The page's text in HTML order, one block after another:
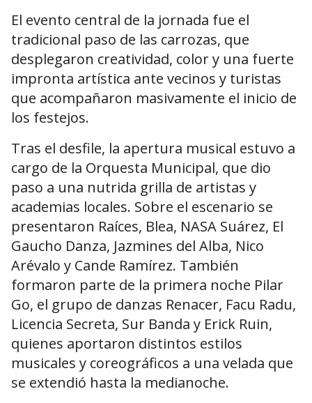
El evento central de la jornada fue el
tradicional paso de las carrozas, que
desplegaron creatividad, color y una fuerte
impronta artística ante vecinos y turistas
que acompañaron masivamente el inicio de
los festejos.
Tras el desfile, la apertura musical estuvo a
cargo de la Orquesta Municipal, que dio
paso a una nutrida grilla de artistas y
academias locales. Sobre el escenario se
presentaron Raíces, Blea, NASA Suárez, El
Gaucho Danza, Jazmines del Alba, Nico
Arévalo y Cande Ramírez. También
formaron parte de la primera noche Pilar
Go, el grupo de danzas Renacer, Facu Radu,
Licencia Secreta, Sur Banda y Erick Ruin,
quienes aportaron distintos estilos
musicales y coreográficos a una velada que
se extendió hasta la medianoche.